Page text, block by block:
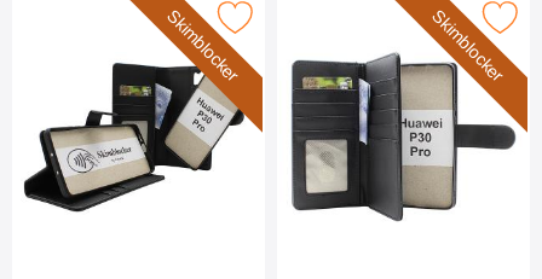
Skimblocker
skimblocker Huawei P30 Pro Magnet Mobilcover som favorit
Skimblocker
Marker skimblocker XL Magnet Wallet